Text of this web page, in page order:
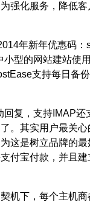
强化服务，降低
年新年优惠码
型的网站建站使
支持每日备
复，支持IMAP
。其实用户最关
这是树立品牌的
付宝付款，并且
机下，每个主机